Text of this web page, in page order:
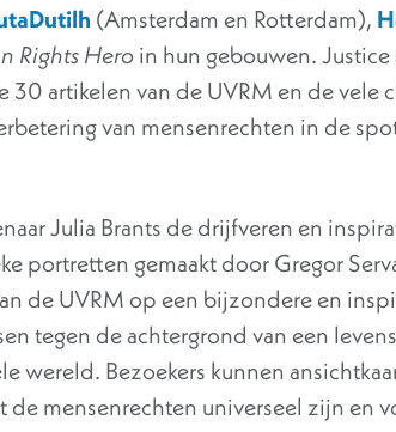
(Amsterdam en Rotterdam),
Rights Heroin hun gebouwen. Justice
artikelen van de UVRM en de vele
van mensenrechten in de
Julia Brants de drijfveren en
portretten gemaakt door Gregor
de UVRM op een bijzondere en
tegen de achtergrond van een
wereld. Bezoekers kunnen
mensenrechten universeel zijn en